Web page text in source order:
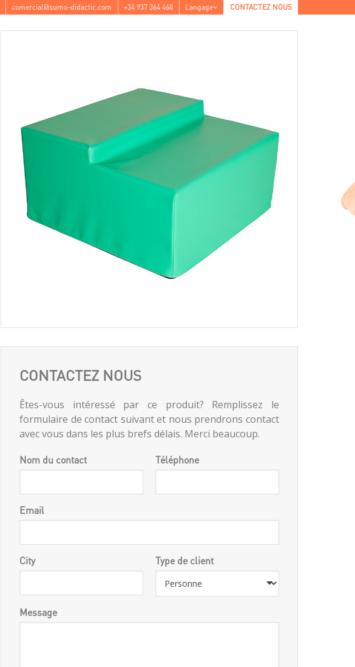
comercial@sumo-didactic.com +34 937 364 468 Langage CONTACTEZ NOUS
CONTACTEZ NOUS
Êtes-vous intéressé par ce produit? Remplissez le
formulaire de contact suivant et nous prendrons contact
avec vous dans les plus brefs délais. Merci beaucoup.
Nom du contact Téléphone
Email
City Type de client
Message